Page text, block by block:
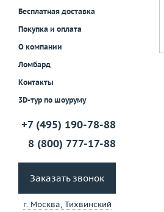
Бесплатная доставка
Покупка и оплата
О компании
Ломбард
Контакты
3D-тур по шоуруму
+7 (495) 190-78-88
8 (800) 777-17-88
Заказать звонок
г. Москва, Тихвинский